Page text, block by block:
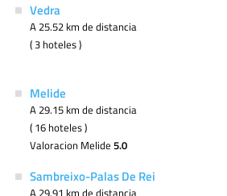
Vedra
A 25.52 km de distancia
( 3 hoteles )
Melide
A 29.15 km de distancia
( 16 hoteles )
Valoracion Melide 5.0
Sambreixo-Palas De Rei
A 29.91 km de distancia